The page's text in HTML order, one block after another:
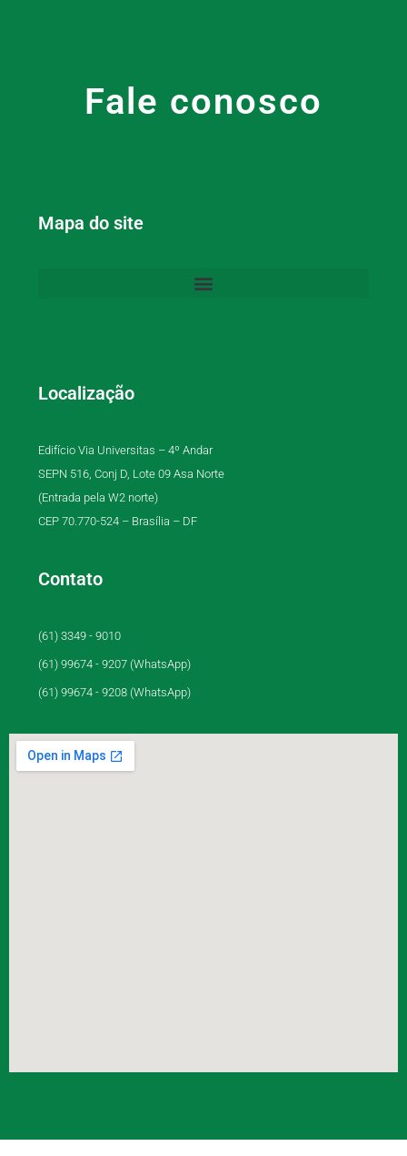
Fale conosco
Mapa do site
Localização
Edifício Via Universitas – 4º Andar
SEPN 516, Conj D, Lote 09 Asa Norte
(Entrada pela W2 norte)
CEP 70.770-524 – Brasília – DF
Contato
(61) 3349 - 9010
(61) 99674 - 9207 (WhatsApp)
(61) 99674 - 9208 (WhatsApp)